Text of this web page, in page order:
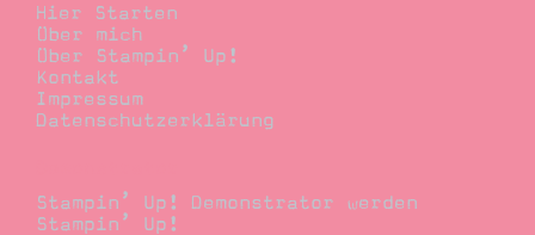
Hier Starten
Über mich
Über Stampin’ Up!
Kontakt
Impressum
Datenschutzerklärung
Stampin’ Up! Demonstrator werden
Stampin’ Up!